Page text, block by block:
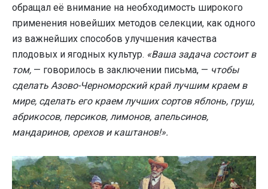
обращал её внимание на необходимость широкого
применения новейших методов селекции, как одного
из важнейших способов улучшения качества
плодовых и ягодных культур. «Ваша задача состоит в
том, — говорилось в заключении письма, — чтобы
сделать Азово-Черноморский край лучшим краем в
мире, сделать его краем лучших сортов яблонь, груш,
абрикосов, персиков, лимонов, апельсинов,
мандаринов, орехов и каштанов!».